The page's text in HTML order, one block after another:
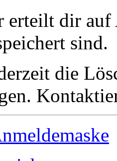
erteilt dir
sind.
die